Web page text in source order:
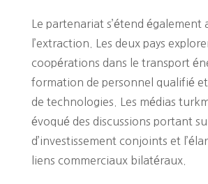
Le partenariat s’étend également
l’extraction. Les deux pays
coopérations dans le transport
formation de personnel qualifié
de technologies. Les médias
évoqué des discussions portant
d’investissement conjoints et
liens commerciaux bilatéraux.